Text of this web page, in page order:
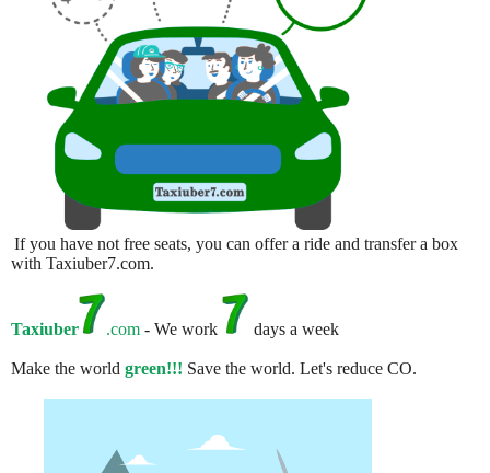
If you have not free seats, you can offer a ride and transfer a box
with Taxiuber7.com.
Taxiuber .com - We work days a week
Make the world green!!! Save the world. Let's reduce CO.